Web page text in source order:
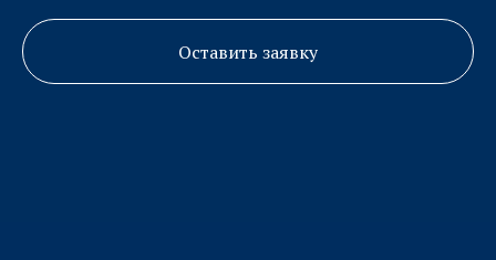
Оставить заявку